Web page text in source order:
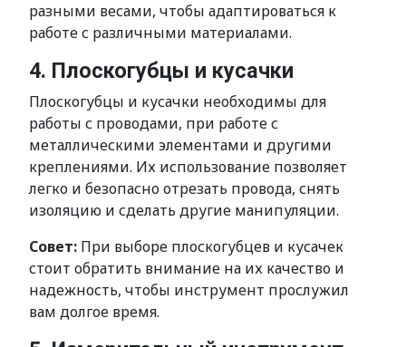
разными весами, чтобы адаптироваться к
работе с различными материалами.
4. Плоскогубцы и кусачки
Плоскогубцы и кусачки необходимы для
работы с проводами, при работе с
металлическими элементами и другими
креплениями. Их использование позволяет
легко и безопасно отрезать провода, снять
изоляцию и сделать другие манипуляции.
Совет: При выборе плоскогубцев и кусачек
стоит обратить внимание на их качество и
надежность, чтобы инструмент прослужил
вам долгое время.